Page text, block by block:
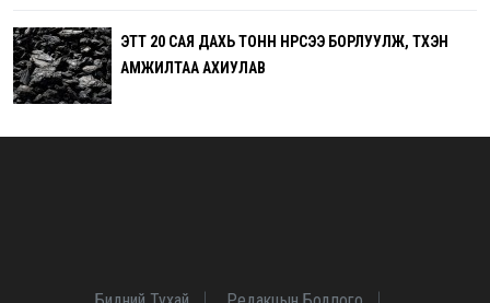
ЭТТ 20 САЯ ДАХЬ ТОНН НҮҮРСЭЭ БОРЛУУЛЖ, ТҮҮХЭН
АМЖИЛТАА АХИУЛАВ